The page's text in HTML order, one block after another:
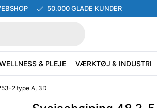
50.000 GLADE KUNDER
& PLEJE VÆRKTØJ & INDUSTRI
2 type A, 3D